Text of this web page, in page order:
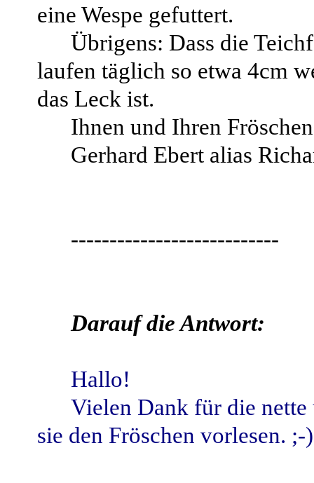
eine Wespe gefuttert.
Übrigens: Dass die
laufen täglich so etwa 4cm
das Leck ist.
Ihnen und Ihren
Gerhard Ebert alias
---------------------------
Darauf die Antwort:
Hallo!
Vielen Dank für die
sie den Fröschen vorlesen. ;-)